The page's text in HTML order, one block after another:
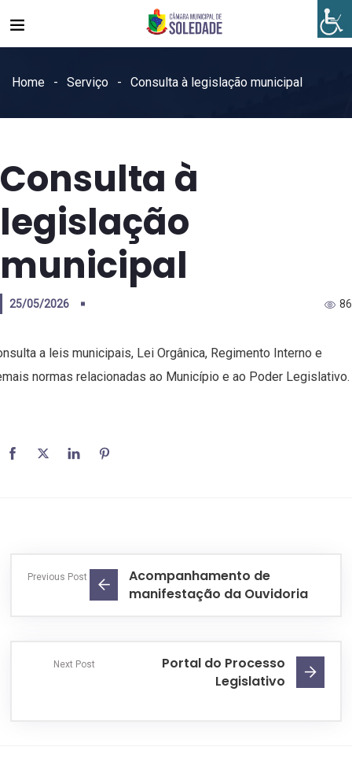
Home Serviço Consulta à legislação municipal
Consulta à
legislação
municipal
25/05/2026 86
a leis municipais, Lei Orgânica, Regimento Interno e
normas relacionadas ao Município e ao Poder Legislativo.
Previous Post
Acompanhamento de
manifestação da Ouvidoria
Next Post
Portal do Processo
Legislativo